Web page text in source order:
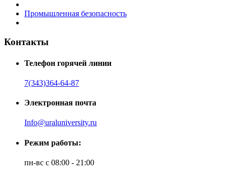
Промышленная безопасность
Контакты
Телефон горячей линии
7(343)364-64-87
Электронная почта
Info@uraluniversity.ru
Режим работы:
пн-вс с 08:00 - 21:00